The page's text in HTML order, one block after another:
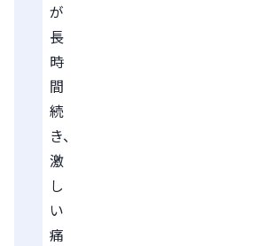
が
長
時
間
続
き、
激
し
い
痛